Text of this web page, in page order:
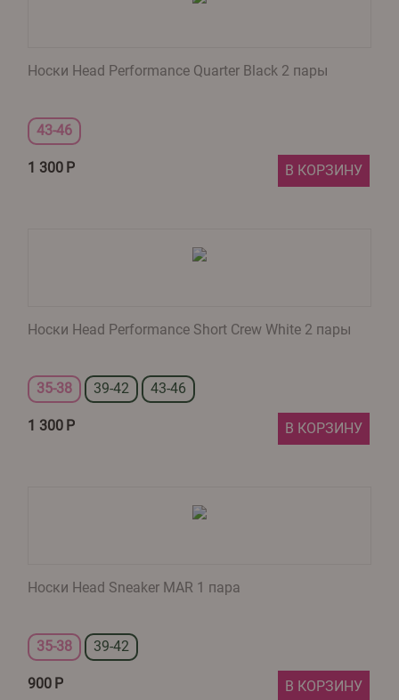
Носки Head Performance Quarter Black 2 пары
43-46
1 300 Р В КОРЗИНУ
Носки Head Performance Short Crew White 2 пары
35-38 39-42 43-46
1 300 Р В КОРЗИНУ
Носки Head Sneaker MAR 1 пара
35-38 39-42
900 Р В КОРЗИНУ